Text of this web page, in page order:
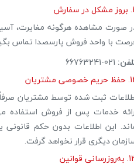
صورت مشاهده هرگونه مغایرت،
با واحد فروش پارسصدا تماس
مشتریان
ثبت شده توسط مشتریان
خدمات پس از فروش استفاده
این اطلاعات بدون حکم
دیگری قرار نخواهد گرفت.
قوانین